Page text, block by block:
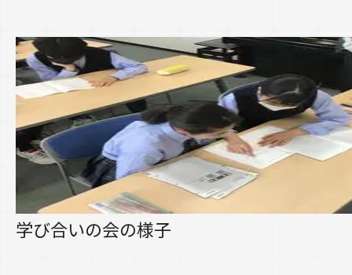
学び合いの会の様子